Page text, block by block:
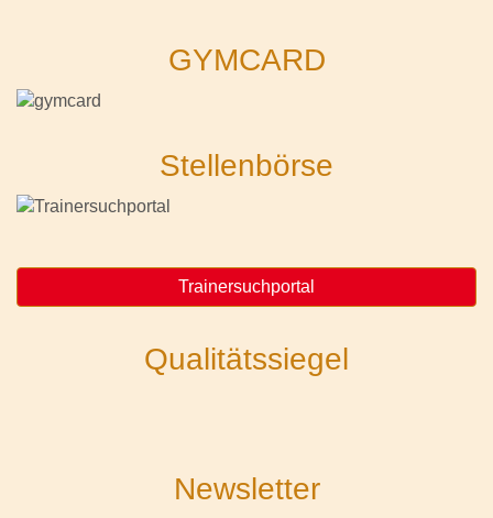
GYMCARD
Stellenbörse
Trainersuchportal
Qualitätssiegel
Newsletter